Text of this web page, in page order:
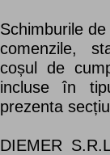
Schimburile
comenzile,
coșul de
incluse în
prezenta
DIEMER